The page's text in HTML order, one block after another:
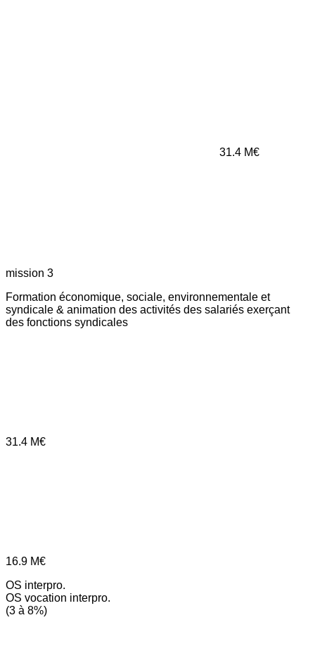
31.4 M€
mission 3
Formation économique, sociale, environnementale et
syndicale & animation des activités des salariés exerçant
des fonctions syndicales
31.4 M€
16.9 M€
OS interpro.
OS vocation interpro.
(3 à 8%)